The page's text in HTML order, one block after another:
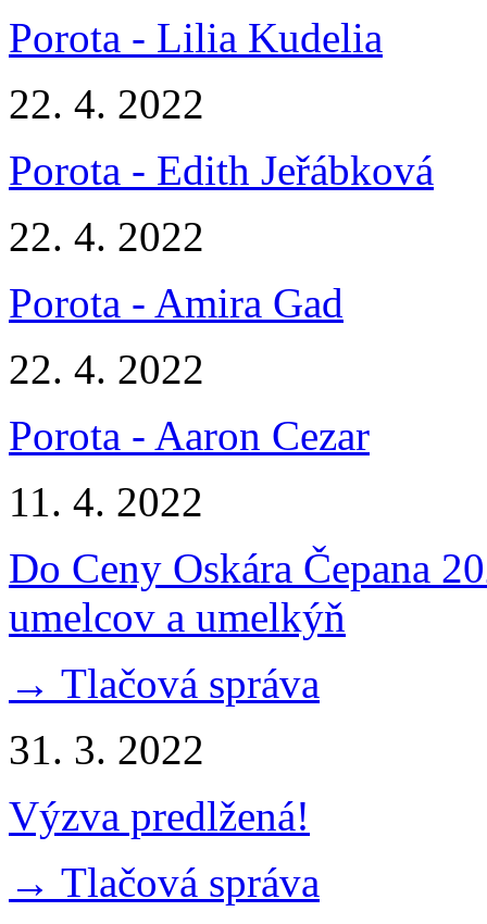
Porota - Lilia Kudelia
22. 4. 2022
Porota - Edith Jeřábková
22. 4. 2022
Porota - Amira Gad
22. 4. 2022
Porota - Aaron Cezar
11. 4. 2022
Do Ceny Oskára Čepana
umelcov a umelkýň
→ Tlačová správa
31. 3. 2022
Výzva predlžená!
→ Tlačová správa